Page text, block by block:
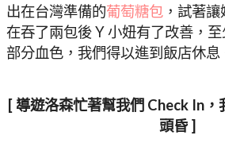
出在台灣準備的葡萄糖包 ，試著
在吞了兩包後 Y 小妞有了改善，
部分血色，我們得以進到飯店休息
[ 導遊洛森忙著幫我們 Check In
頭昏 ]